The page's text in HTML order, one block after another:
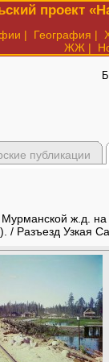
проект
| География |
ЖЖ |
публикации
ж.д.
/ Разъезд Узкая